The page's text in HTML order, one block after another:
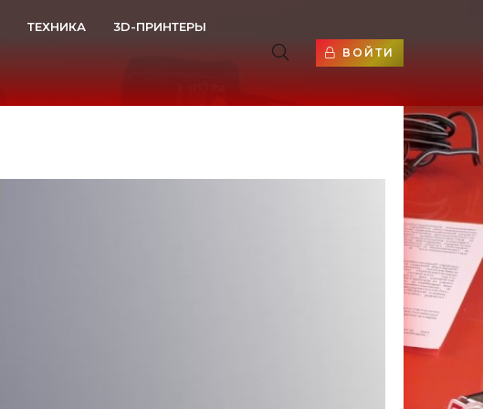
ТЕХНИКА 3D-ПРИНТЕРЫ
ВОЙТИ